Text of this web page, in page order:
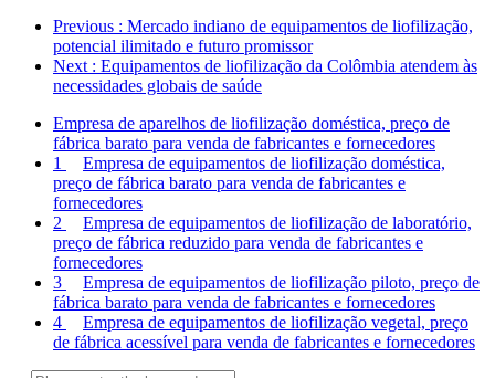
Previous : Mercado indiano de equipamentos de liofilização,
potencial ilimitado e futuro promissor
Next : Equipamentos de liofilização da Colômbia atendem às
necessidades globais de saúde
Empresa de aparelhos de liofilização doméstica, preço de
fábrica barato para venda de fabricantes e fornecedores
1
Empresa de equipamentos de liofilização doméstica,
preço de fábrica barato para venda de fabricantes e
fornecedores
2
Empresa de equipamentos de liofilização de laboratório,
preço de fábrica reduzido para venda de fabricantes e
fornecedores
3
Empresa de equipamentos de liofilização piloto, preço de
fábrica barato para venda de fabricantes e fornecedores
4
Empresa de equipamentos de liofilização vegetal, preço
de fábrica acessível para venda de fabricantes e fornecedores